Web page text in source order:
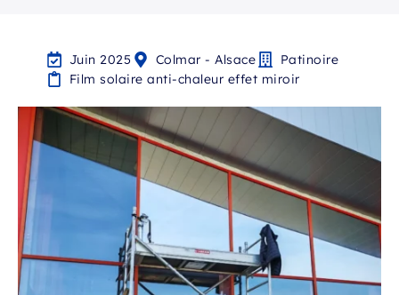
Juin 2025 Colmar - Alsace
Patinoire
Film solaire anti-chaleur effet miroir